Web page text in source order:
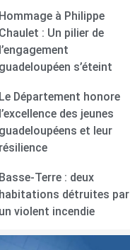
Hommage à Philippe
Chaulet : Un pilier de
l’engagement
guadeloupéen s’éteint
Le Département honore
l’excellence des jeunes
guadeloupéens et leur
résilience
Basse-Terre : deux
habitations détruites par
un violent incendie